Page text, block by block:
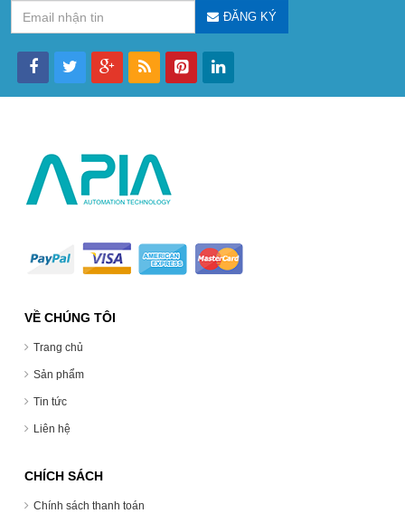
ĐĂNG KÝ
VỀ CHÚNG TÔI
Trang chủ
Sản phẩm
Tin tức
Liên hệ
CHÍCH SÁCH
Chính sách thanh toán